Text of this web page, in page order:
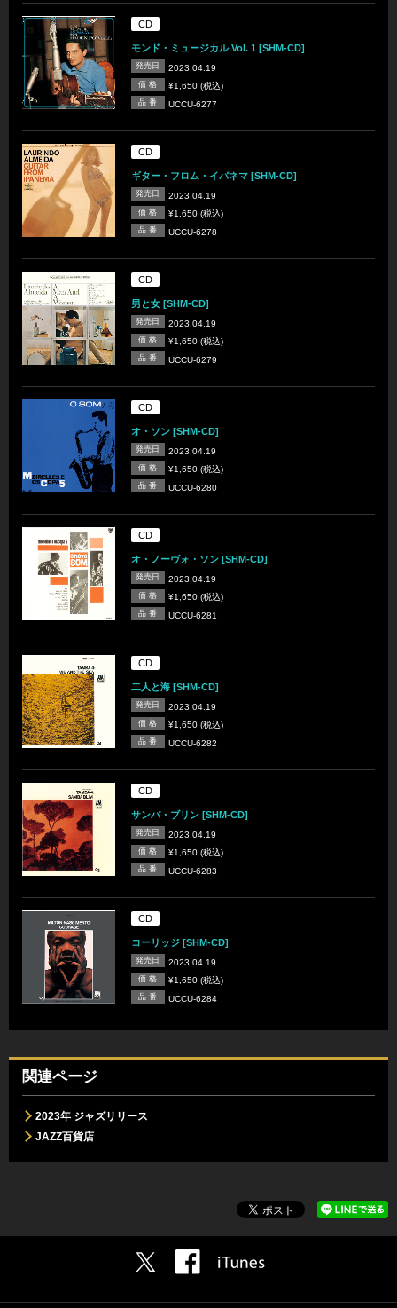
CD
モンド・ミュージカル Vol. 1 [SHM-CD]
発売日 2023.04.19
価 格 ¥1,650 (税込)
品 番 UCCU-6277
CD
ギター・フロム・イパネマ [SHM-CD]
発売日 2023.04.19
価 格 ¥1,650 (税込)
品 番 UCCU-6278
CD
男と女 [SHM-CD]
発売日 2023.04.19
価 格 ¥1,650 (税込)
品 番 UCCU-6279
CD
オ・ソン [SHM-CD]
発売日 2023.04.19
価 格 ¥1,650 (税込)
品 番 UCCU-6280
CD
オ・ノーヴォ・ソン [SHM-CD]
発売日 2023.04.19
価 格 ¥1,650 (税込)
品 番 UCCU-6281
CD
二人と海 [SHM-CD]
発売日 2023.04.19
価 格 ¥1,650 (税込)
品 番 UCCU-6282
CD
サンバ・ブリン [SHM-CD]
発売日 2023.04.19
価 格 ¥1,650 (税込)
品 番 UCCU-6283
CD
コーリッジ [SHM-CD]
発売日 2023.04.19
価 格 ¥1,650 (税込)
品 番 UCCU-6284
関連ページ
2023年 ジャズリリース
JAZZ百貨店